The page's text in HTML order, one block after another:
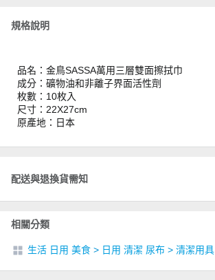
規格說明
品名：金鳥SASSA萬用三層雙面擦拭巾
成分：礦物油和非離子界面活性劑
枚數：10枚入
尺寸：22X27cm
原產地：日本
配送與退換貨需知
相關分類
生活 日用 美食 > 日用 清潔 尿布 > 清潔用具